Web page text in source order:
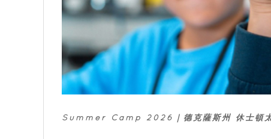
Summer Camp 2026｜德克薩斯州 休士頓